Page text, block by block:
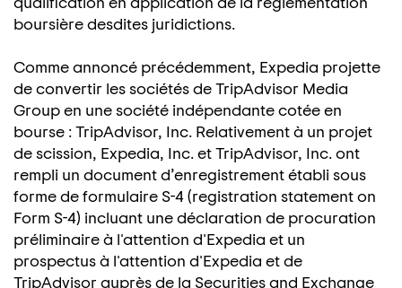
boursière desdites juridictions.
Comme annoncé précédemment, Expedia projette
de convertir les sociétés de TripAdvisor Media
Group en une société indépendante cotée en
bourse : TripAdvisor, Inc. Relativement à un projet
de scission, Expedia, Inc. et TripAdvisor, Inc. ont
rempli un document d’enregistrement établi sous
forme de formulaire S-4 (registration statement on
Form S-4) incluant une déclaration de procuration
préliminaire à l'attention d'Expedia et un
prospectus à l'attention d'Expedia et de
TripAdvisor auprès de la Securities and Exchange